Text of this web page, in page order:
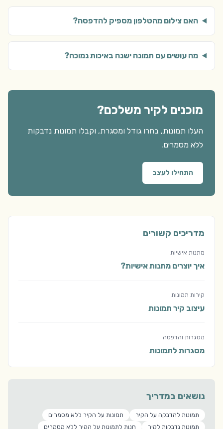
האם צילום מהטלפון מספיק להדפסה?
מה עושים עם תמונה ישנה באיכות נמוכה?
מוכנים לקיר משלכם?
העלו תמונות, בחרו גודל ומסגרת, וקבלו תמונות נדבקות
ללא מסמרים.
התחילו לעצב
מדריכים קשורים
מתנות אישיות
איך יוצרים מתנות אישיות?
קירות תמונות
עיצוב קיר תמונות
מסגרות והדפסה
מסגרות לתמונות
נושאים במדריך
תמונות להדבקה על הקיר
תמונות על הקיר ללא מסמרים
תמונות נדבקות לקיר
חנות לתמונות על הקיר ללא מסמרים